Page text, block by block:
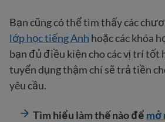
Bạn cũng có thể tìm thấy các
lớp học tiếng Anh hoặc các khóa
bạn đủ điều kiện cho các vị trí tốt
tuyển dụng thậm chí sẽ trả tiền
yêu cầu.
Tìm hiểu làm thế nào để mở